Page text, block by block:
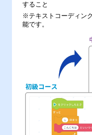
すること
※テキストコーディン
能です。